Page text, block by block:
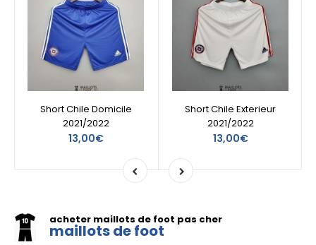
Short Chile Domicile
2021/2022
13,00€
Short Chile Exterieur
2021/2022
13,00€
acheter maillots de foot pas cher
maillots de foot